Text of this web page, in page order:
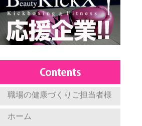
職場の健康づくりご担当者様
ホーム